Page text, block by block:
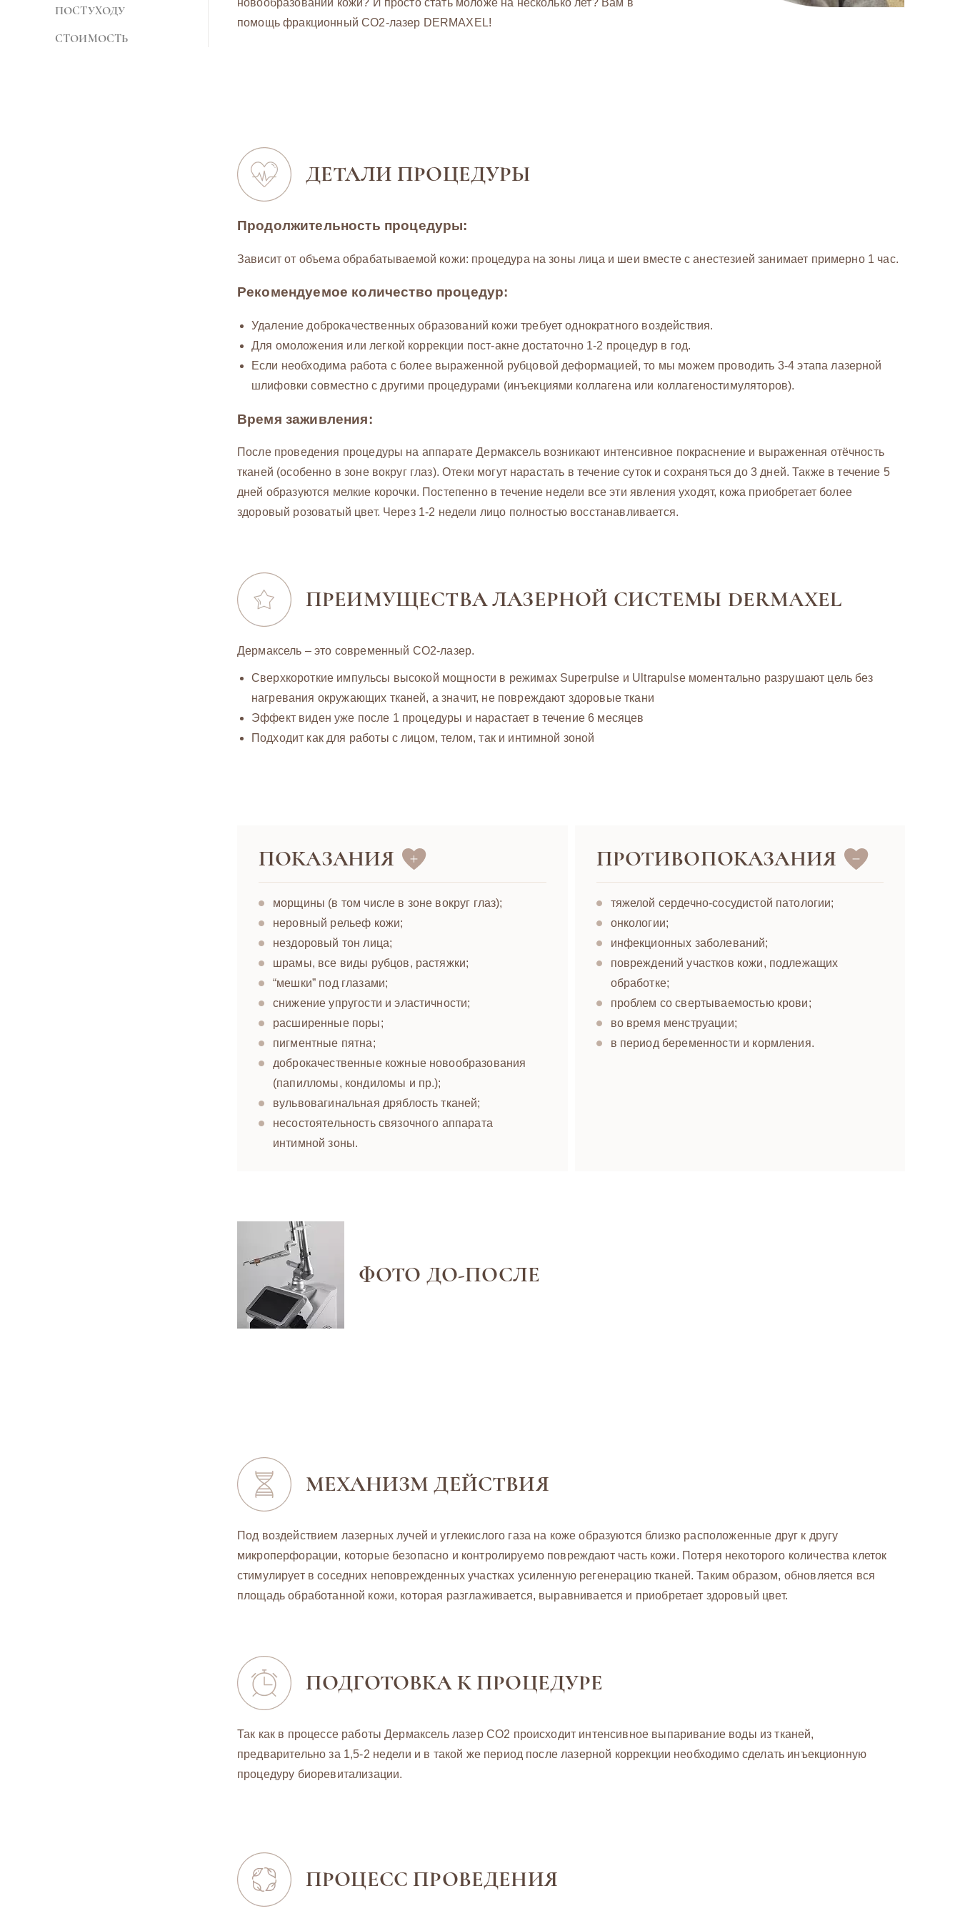
ПОСТУХОДУ
CТОИМОСТЬ
новообразований кожи? И просто стать моложе на несколько лет? Вам в
помощь фракционный СО2-лазер DERMAXEL!
ДЕТАЛИ ПРОЦЕДУРЫ
Продолжительность процедуры:
Зависит от объема обрабатываемой кожи: процедура на зоны лица и шеи вместе с анестезией занимает примерно 1 час.
Рекомендуемое количество процедур:
Удаление доброкачественных образований кожи требует однократного воздействия.
Для омоложения или легкой коррекции пост-акне достаточно 1-2 процедур в год.
Если необходима работа с более выраженной рубцовой деформацией, то мы можем проводить 3-4 этапа лазерной
шлифовки совместно с другими процедурами (инъекциями коллагена или коллагеностимуляторов).
Время заживления:
После проведения процедуры на аппарате Дермаксель возникают интенсивное покраснение и выраженная отёчность
тканей (особенно в зоне вокруг глаз). Отеки могут нарастать в течение суток и сохраняться до 3 дней. Также в течение 5
дней образуются мелкие корочки. Постепенно в течение недели все эти явления уходят, кожа приобретает более
здоровый розоватый цвет. Через 1-2 недели лицо полностью восстанавливается.
ПРЕИМУЩЕСТВА ЛАЗЕРНОЙ СИСТЕМЫ DERMAXEL
Дермаксель – это современный СО2-лазер.
Сверхкороткие импульсы высокой мощности в режимах Superpulse и Ultrapulse моментально разрушают цель без
нагревания окружающих тканей, а значит, не повреждают здоровые ткани
Эффект виден уже после 1 процедуры и нарастает в течение 6 месяцев
Подходит как для работы с лицом, телом, так и интимной зоной
ПОКАЗАНИЯ
морщины (в том числе в зоне вокруг глаз);
неровный рельеф кожи;
нездоровый тон лица;
шрамы, все виды рубцов, растяжки;
“мешки” под глазами;
снижение упругости и эластичности;
расширенные поры;
пигментные пятна;
доброкачественные кожные новообразования
(папилломы, кондиломы и пр.);
вульвовагинальная дряблость тканей;
несостоятельность связочного аппарата
интимной зоны.
ПРОТИВОПОКАЗАНИЯ
тяжелой сердечно-сосудистой патологии;
онкологии;
инфекционных заболеваний;
повреждений участков кожи, подлежащих
обработке;
проблем со свертываемостью крови;
во время менструации;
в период беременности и кормления.
ФОТО ДО-ПОСЛЕ
МЕХАНИЗМ ДЕЙСТВИЯ
Под воздействием лазерных лучей и углекислого газа на коже образуются близко расположенные друг к другу
микроперфорации, которые безопасно и контролируемо повреждают часть кожи. Потеря некоторого количества клеток
стимулирует в соседних неповрежденных участках усиленную регенерацию тканей. Таким образом, обновляется вся
площадь обработанной кожи, которая разглаживается, выравнивается и приобретает здоровый цвет.
ПОДГОТОВКА К ПРОЦЕДУРЕ
Так как в процессе работы Дермаксель лазер СО2 происходит интенсивное выпаривание воды из тканей,
предварительно за 1,5-2 недели и в такой же период после лазерной коррекции необходимо сделать инъекционную
процедуру биоревитализации.
ПРОЦЕСС ПРОВЕДЕНИЯ